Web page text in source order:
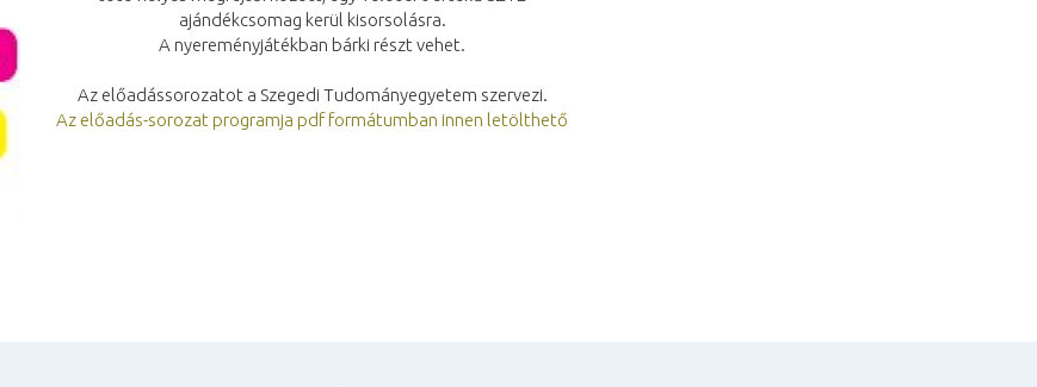
ajándékcsomag kerül kisorsolásra.
A nyereményjátékban bárki részt vehet.
Az előadássorozatot a Szegedi Tudományegyetem szervezi.
Az előadás-sorozat programja pdf formátumban innen letölthető